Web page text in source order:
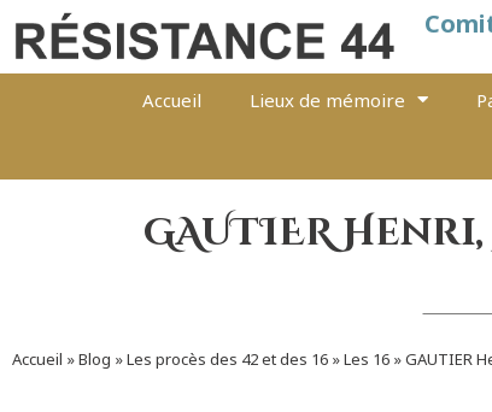
Accueil Lieux de mémoire
GAUTIER
Accueil »Blog »Les procès des 42 et des 16 »Les 16 »GAUTIER